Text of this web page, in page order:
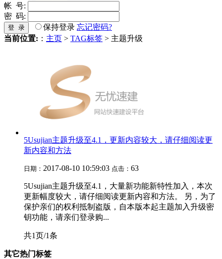
帐 号:
密 码:
登 录 保持登录 忘记密码?
当前位置: ： 主页 > TAG标签 > 主题升级
5Usujian主题升级至4.1，更新内容较大，请仔细阅读更
新内容和方法
日期： 2017-08-10 10:59:03 点击： 63
5Usujian主题升级至4.1，大量新功能新特性加入，本次
更新幅度较大，请仔细阅读更新内容和方法。 另，为了
保护亲们的权利抵制盗版，自本版本起主题加入升级密
钥功能，请亲们登录购...
共1页/1条
其它热门标签